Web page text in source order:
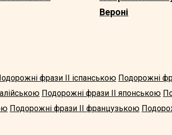
Вероні
фрази II іспанською Подорожні
Подорожні фрази II японською
Подорожні фрази II французькою